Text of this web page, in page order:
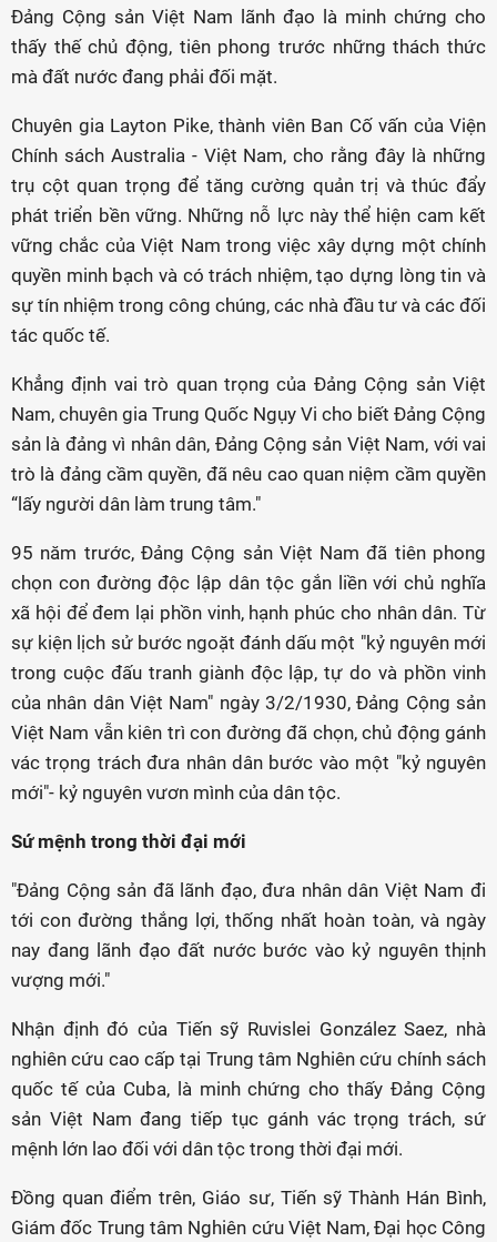
Đảng Cộng sản Việt Nam lãnh đạo là minh chứng cho
thấy thế chủ động, tiên phong trước những thách thức
mà đất nước đang phải đối mặt.
Chuyên gia Layton Pike, thành viên Ban Cố vấn của Viện
Chính sách Australia - Việt Nam, cho rằng đây là những
trụ cột quan trọng để tăng cường quản trị và thúc đẩy
phát triển bền vững. Những nỗ lực này thể hiện cam kết
vững chắc của Việt Nam trong việc xây dựng một chính
quyền minh bạch và có trách nhiệm, tạo dựng lòng tin và
sự tín nhiệm trong công chúng, các nhà đầu tư và các đối
tác quốc tế.
Khẳng định vai trò quan trọng của Đảng Cộng sản Việt
Nam, chuyên gia Trung Quốc Ngụy Vi cho biết Đảng Cộng
sản là đảng vì nhân dân, Đảng Cộng sản Việt Nam, với vai
trò là đảng cầm quyền, đã nêu cao quan niệm cầm quyền
“lấy người dân làm trung tâm."
95 năm trước, Đảng Cộng sản Việt Nam đã tiên phong
chọn con đường độc lập dân tộc gắn liền với chủ nghĩa
xã hội để đem lại phồn vinh, hạnh phúc cho nhân dân. Từ
sự kiện lịch sử bước ngoặt đánh dấu một "kỷ nguyên mới
trong cuộc đấu tranh giành độc lập, tự do và phồn vinh
của nhân dân Việt Nam" ngày 3/2/1930, Đảng Cộng sản
Việt Nam vẫn kiên trì con đường đã chọn, chủ động gánh
vác trọng trách đưa nhân dân bước vào một "kỷ nguyên
mới"- kỷ nguyên vươn mình của dân tộc.
Sứ mệnh trong thời đại mới
"Đảng Cộng sản đã lãnh đạo, đưa nhân dân Việt Nam đi
tới con đường thắng lợi, thống nhất hoàn toàn, và ngày
nay đang lãnh đạo đất nước bước vào kỷ nguyên thịnh
vượng mới."
Nhận định đó của Tiến sỹ Ruvislei González Saez, nhà
nghiên cứu cao cấp tại Trung tâm Nghiên cứu chính sách
quốc tế của Cuba, là minh chứng cho thấy Đảng Cộng
sản Việt Nam đang tiếp tục gánh vác trọng trách, sứ
mệnh lớn lao đối với dân tộc trong thời đại mới.
Đồng quan điểm trên, Giáo sư, Tiến sỹ Thành Hán Bình,
Giám đốc Trung tâm Nghiên cứu Việt Nam, Đại học Công